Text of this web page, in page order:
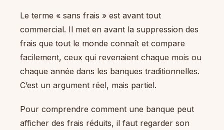
Le terme « sans frais » est avant tout
commercial. Il met en avant la suppression des
frais que tout le monde connaît et compare
facilement, ceux qui revenaient chaque mois ou
chaque année dans les banques traditionnelles.
C’est un argument réel, mais partiel.
Pour comprendre comment une banque peut
afficher des frais réduits, il faut regarder son